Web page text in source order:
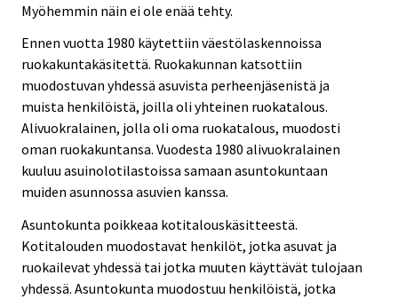
Myöhemmin näin ei ole enää tehty.
Ennen vuotta 1980 käytettiin väestölaskennoissa
ruokakuntakäsitettä. Ruokakunnan katsottiin
muodostuvan yhdessä asuvista perheenjäsenistä ja
muista henkilöistä, joilla oli yhteinen ruokatalous.
Alivuokralainen, jolla oli oma ruokatalous, muodosti
oman ruokakuntansa. Vuodesta 1980 alivuokralainen
kuuluu asuinolotilastoissa samaan asuntokuntaan
muiden asunnossa asuvien kanssa.
Asuntokunta poikkeaa kotitalouskäsitteestä.
Kotitalouden muodostavat henkilöt, jotka asuvat ja
ruokailevat yhdessä tai jotka muuten käyttävät tulojaan
yhdessä. Asuntokunta muodostuu henkilöistä, jotka